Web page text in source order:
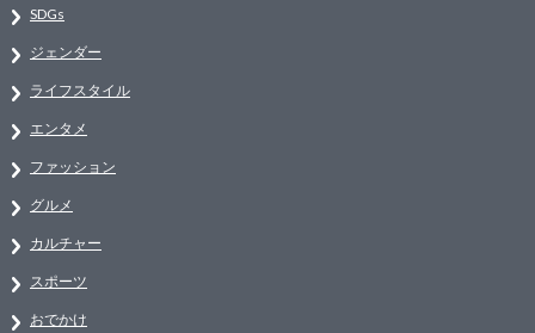
SDGs
ジェンダー
ライフスタイル
エンタメ
ファッション
グルメ
カルチャー
スポーツ
おでかけ